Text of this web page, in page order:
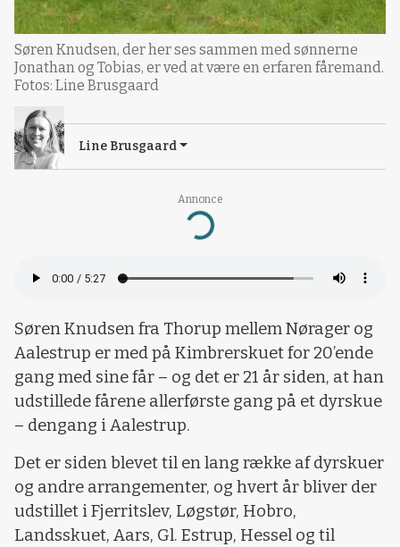
Annonce
Loading...
Søren Knudsen, der her ses sammen med sønnerne
Jonathan og Tobias, er ved at være en erfaren fåremand.
Fotos: Line Brusgaard
Line Brusgaard
Søren Knudsen fra Thorup mellem Nørager og
Aalestrup er med på Kimbrerskuet for 20’ende
gang med sine får – og det er 21 år siden, at han
udstillede fårene allerførste gang på et dyrskue
– dengang i Aalestrup.
Det er siden blevet til en lang række af dyrskuer
og andre arrangementer, og hvert år bliver der
udstillet i Fjerritslev, Løgstør, Hobro,
Landsskuet, Aars, Gl. Estrup, Hessel og til